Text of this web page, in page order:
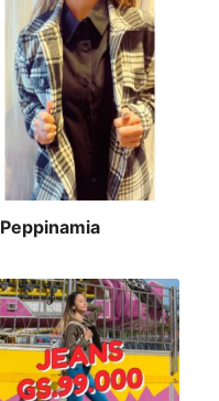
Peppinamia